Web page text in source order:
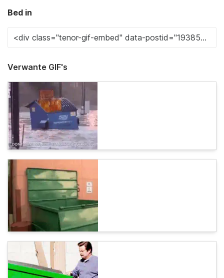
Bed in
Verwante GIF's